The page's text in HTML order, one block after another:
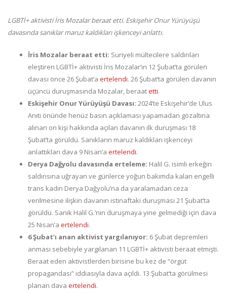
LGBTİ+ aktivisti İris Mozalar beraat etti. Eskişehir Onur Yürüyüşü
davasında sanıklar maruz kaldıkları işkenceyi anlattı.
İris Mozalar beraat etti: Suriyeli mültecilere saldırıları
eleştiren LGBTİ+ aktivisti İris Mozalar’ın 12 Şubat’ta görülen
davası önce 26 Şubat’a ertelendi. 26 Şubat’ta görülen davanın
üçüncü duruşmasında Mozalar, beraatetti.
Eskişehir Onur Yürüyüşü Davası: 2024’te Eskişehir’de Ulus
Anıtı önünde henüz basın açıklaması yapamadan gözaltına
alınan on kişi hakkında açılan davanın ilk duruşması 18
Şubat’ta görüldü. Sanıkların maruz kaldıkları işkenceyi
anlattıkları dava 9 Nisan’a ertelendi.
Derya Dağyolu davasında erteleme: Halil G. isimli erkeğin
saldırısına uğrayan ve günlerce yoğun bakımda kalan engelli
trans kadın Derya Dağyolu’na da yaralamadan ceza
verilmesine ilişkin davanın istinaftaki duruşması 21 Şubat’ta
görüldü. Sanık Halil G.’nin duruşmaya yine gelmediği için dava
25 Nisan’a ertelendi.
6 Şubat’ı anan aktivist yargılanıyor: 6 Şubat depremleri
anması sebebiyle yargılanan 11 LGBTİ+ aktivisti beraat etmişti.
Beraat eden aktivistlerden birisine bu kez de “örgüt
propagandası” iddiasıyla dava açıldı. 13 Şubat’ta görülmesi
planan dava ertelendi.